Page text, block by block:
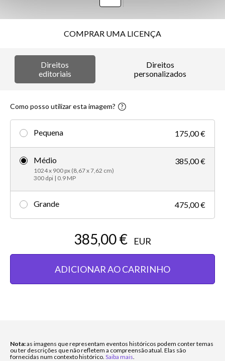
COMPRAR UMA LICENÇA
Direitos
editoriais
Direitos
personalizados
Como posso utilizar esta imagem?
Pequena 175,00 €
Médio
1024 x 900 px (8,67 x 7,62 cm)
300 dpi | 0.9 MP
385,00 €
Grande 475,00 €
385,00 € EUR
ADICIONAR AO CARRINHO
Nota:as imagens que representam eventos históricos podem conter temas
ou ter descrições que não refletem a compreensão atual. Elas são
fornecidas num contexto histórico. Saiba mais